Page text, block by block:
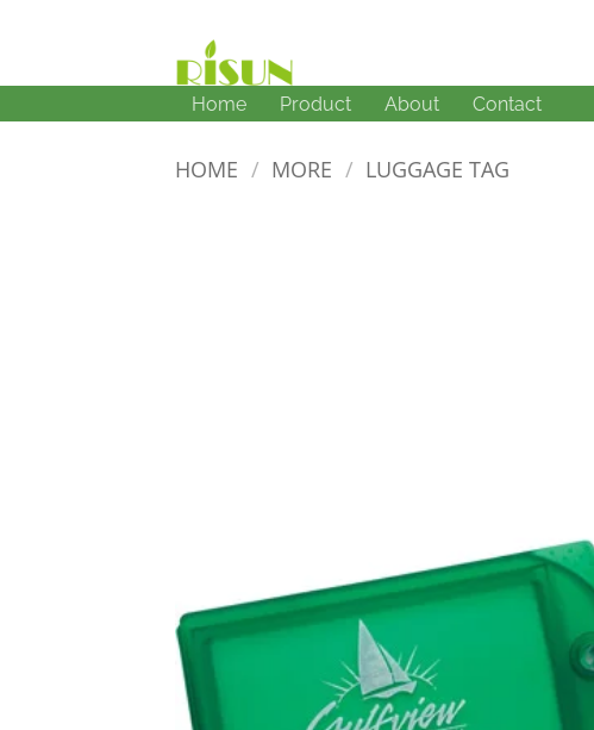
Home Product About Contact
HOME / MORE / LUGGAGE TAG